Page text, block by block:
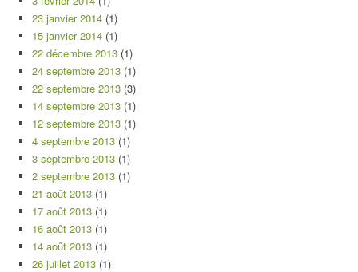
23 janvier 2014 (1)
15 janvier 2014 (1)
22 décembre 2013 (1)
24 septembre 2013 (1)
22 septembre 2013 (3)
14 septembre 2013 (1)
12 septembre 2013 (1)
4 septembre 2013 (1)
3 septembre 2013 (1)
2 septembre 2013 (1)
21 août 2013 (1)
17 août 2013 (1)
16 août 2013 (1)
14 août 2013 (1)
26 juillet 2013 (1)